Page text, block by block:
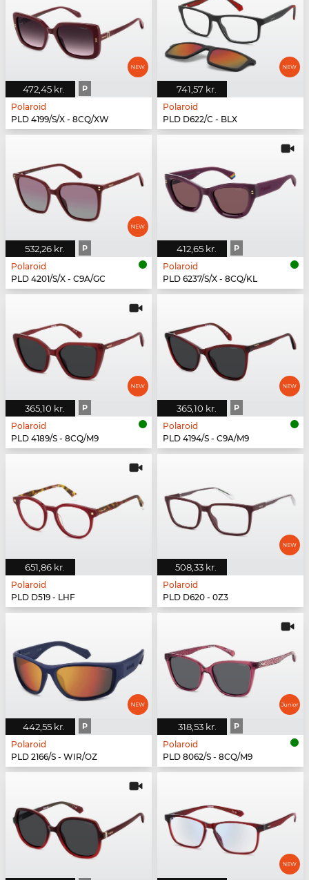
472,45 kr. P
Polaroid
PLD 4199/S/X - 8CQ/XW
741,57 kr.
Polaroid
PLD D622/C - BLX
532,26 kr. P
Polaroid
PLD 4201/S/X - C9A/GC
412,65 kr. P
Polaroid
PLD 6237/S/X - 8CQ/KL
365,10 kr. P
Polaroid
PLD 4189/S - 8CQ/M9
365,10 kr. P
Polaroid
PLD 4194/S - C9A/M9
651,86 kr.
Polaroid
PLD D519 - LHF
508,33 kr.
Polaroid
PLD D620 - 0Z3
442,55 kr. P
Polaroid
PLD 2166/S - WIR/OZ
318,53 kr. P
Polaroid
PLD 8062/S - 8CQ/M9